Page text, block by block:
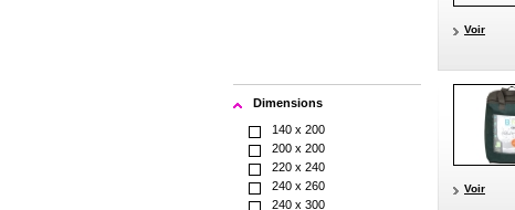
Dimensions
140 x 200
200 x 200
220 x 240
240 x 260
240 x 300
Voir
Voir